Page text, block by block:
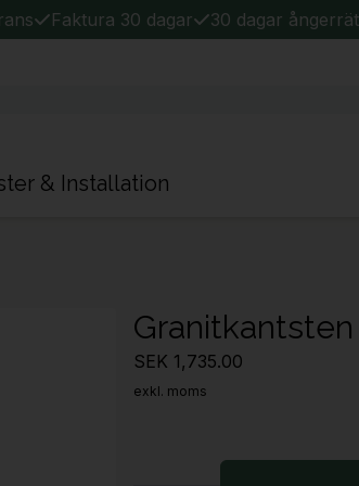
Faktura 30 dagar 30 dagar
& Installation
Granitkantsten
SEK 1,735.00
exkl. moms